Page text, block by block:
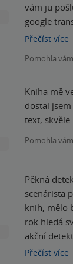
vám ju
google
Přečíst více
Pomohla
Kniha mě
dostal jsem
text, skvěle
Pomohla
Pěkná
scenárista
knih, mělo
rok hledá
akční
Přečíst více